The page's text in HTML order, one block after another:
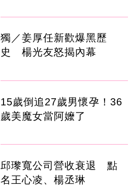
獨／姜厚任新歡爆黑歷
史 楊光友怒揭內幕
15歲倒追27歲男懷孕！36
歲美魔女當阿嬤了
邱瓈寬公司營收衰退 點
名王心凌、楊丞琳